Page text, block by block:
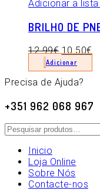
Adicionar a
BRILHO DE
12.99€ 10.50€
Adicionar
Precisa de Ajuda?
+351 962 068 967
Pesquisar
Inicio
Loja Online
Sobre Nós
Contacte-nos